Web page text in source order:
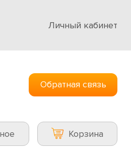
Личный кабинет
Обратная связь
Корзина